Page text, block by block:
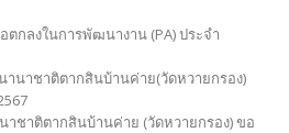
กลงในการพัฒนางาน (PA) ประจำ
านาชาติตากสินบ้านค่าย(วัดหวายกรอง)
าชาติตากสินบ้านค่าย (วัดหวายกรอง) ขอ